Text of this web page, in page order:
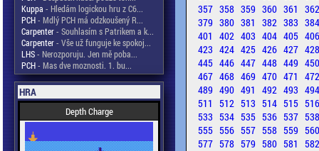
Kuppa - Hledám logickou hru z C6...
PCH- Mdlý PCH má odzkoušený R...
Carpenter- Souhlasím s Patrikem a k...
Carpenter- Vše už funguje ke spokoj...
LHS- Nerozporuju. Jen mě poba...
PCH- Mas dve moznosti. 1. bu...
HRA
Depth Charge
357 358 359 360 361
379 380 381 382 383
401 402 403 404 405
423 424 425 426 427
445 446 447 448 449
467 468 469 470 471
489 490 491 492 493
511 512 513 514 515
533 534 535 536 537
555 556 557 558 559
577 578 579 580 581